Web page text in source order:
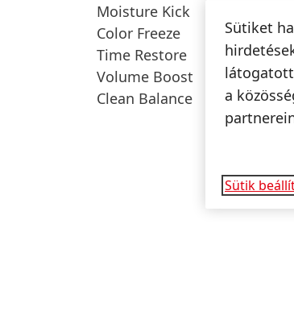
Moisture Kick
Color Freeze
Time Restore
Volume Boost
Clean Balance
Sütiket
a
Sütik